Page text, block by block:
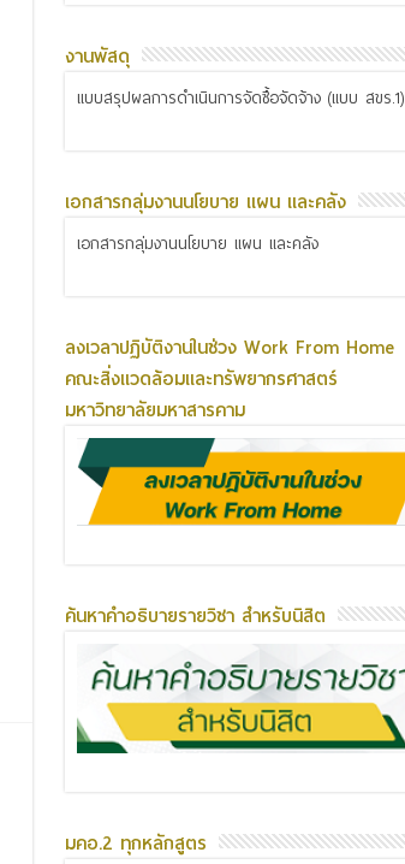
งานพัสดุ
แบบสรุปผลการดำเนินการจัดซื้อจัดจ้าง (แบบ สขร.1)
เอกสารกลุ่มงานนโยบาย แผน และคลัง
เอกสารกลุ่มงานนโยบาย แผน และคลัง
ลงเวลาปฏิบัติงานในช่วง Work From Home
คณะสิ่งแวดล้อมและทรัพยากรศาสตร์
มหาวิทยาลัยมหาสารคาม
ค้นหาคำอธิบายรายวิชา สำหรับนิสิต
มคอ.2 ทุกหลักสูตร